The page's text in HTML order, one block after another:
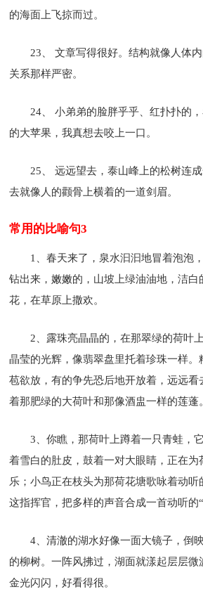
的海面上飞掠而过。
23、 文章写得很好。结构就像人体
关系那样严密。
24、 小弟弟的脸胖乎乎、红扑扑的
的大苹果，我真想去咬上一口。
25、 远远望去，泰山峰上的松树连
去就像人的颧骨上横着的一道剑眉。
常用的比喻句3
1、春天来了，泉水汩汩地冒着泡泡
钻出来，嫩嫩的，山坡上绿油油地，洁白
花，在草原上撒欢。
2、露珠亮晶晶的，在那翠绿的荷叶
晶莹的光辉，像翡翠盘里托着珍珠一样。
苞欲放，有的争先恐后地开放着，远远
着那肥绿的大荷叶和那像酒盅一样的莲蓬
3、你瞧，那荷叶上蹲着一只青蛙，
着雪白的肚皮，鼓着一对大眼睛，正在为
乐；小鸟正在枝头为那荷花塘歌咏着动听
这指挥官，把多样的声音合成一首动听的
4、清澈的湖水好像一面大镜子，倒
的柳树。一阵风拂过，湖面就漾起层层微
金光闪闪，好看得很。